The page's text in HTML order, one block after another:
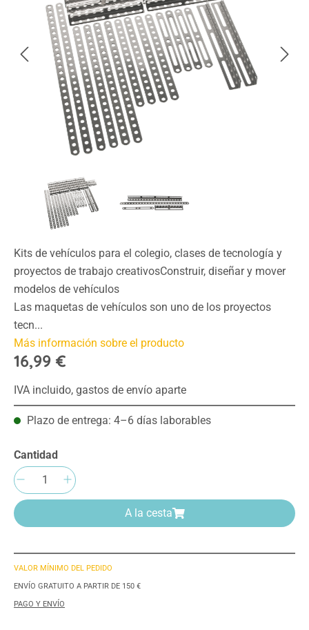
Kits de vehículos para el colegio, clases de tecnología y
proyectos de trabajo creativosConstruir, diseñar y mover
modelos de vehículos
Las maquetas de vehículos son uno de los proyectos
tecn...
Más información sobre el producto
16,99 €
IVA incluido, gastos de envío aparte
Plazo de entrega: 4–6 días laborables
Cantidad
Cantidad del producto: introduce la
A la cesta
VALOR MÍNIMO DEL PEDIDO
ENVÍO GRATUITO A PARTIR DE 150 €
PAGO Y ENVÍO